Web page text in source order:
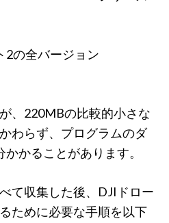
2の全バージョン
、220MBの比較的小さな
わらず、プログラムのダ
かることがあります。
て収集した後、DJIドロー
ために必要な手順を以下